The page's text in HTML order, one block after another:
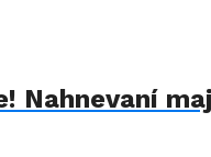
Nahnevaní